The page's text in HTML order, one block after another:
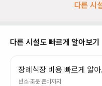
다른 시
다른 시설도 빠르게 알아보기
장례식장 비용 빠르게 알아
빈소·조문 준비까지